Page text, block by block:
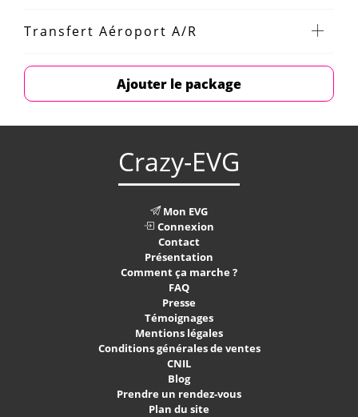
Transfert Aéroport A/R
Ajouter le package
Crazy-EVG
Mon EVG
Connexion
Contact
Présentation
Comment ça marche ?
FAQ
Presse
Témoignages
Mentions légales
Conditions générales de ventes
CNIL
Blog
Prendre un rendez-vous
Plan du site